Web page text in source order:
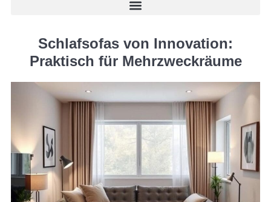
Schlafsofas von Innovation:
Praktisch für Mehrzweckräume